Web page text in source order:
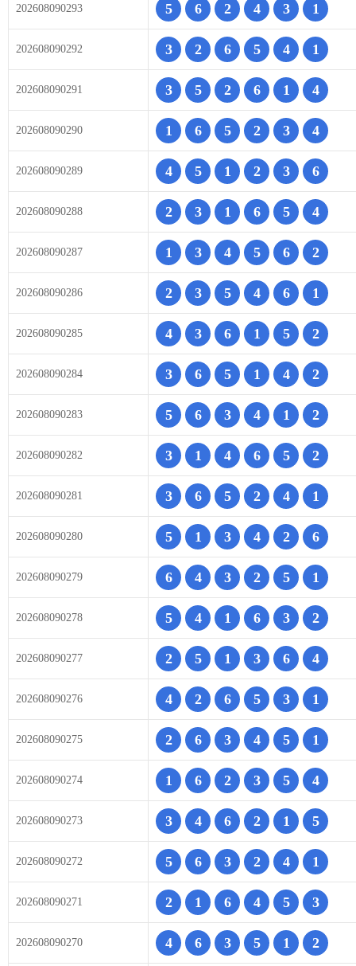
202608090293 5 6 2 4 3 1
202608090292 3 2 6 5 4 1
202608090291 3 5 2 6 1 4
202608090290 1 6 5 2 3 4
202608090289 4 5 1 2 3 6
202608090288 2 3 1 6 5 4
202608090287 1 3 4 5 6 2
202608090286 2 3 5 4 6 1
202608090285 4 3 6 1 5 2
202608090284 3 6 5 1 4 2
202608090283 5 6 3 4 1 2
202608090282 3 1 4 6 5 2
202608090281 3 6 5 2 4 1
202608090280 5 1 3 4 2 6
202608090279 6 4 3 2 5 1
202608090278 5 4 1 6 3 2
202608090277 2 5 1 3 6 4
202608090276 4 2 6 5 3 1
202608090275 2 6 3 4 5 1
202608090274 1 6 2 3 5 4
202608090273 3 4 6 2 1 5
202608090272 5 6 3 2 4 1
202608090271 2 1 6 4 5 3
202608090270 4 6 3 5 1 2